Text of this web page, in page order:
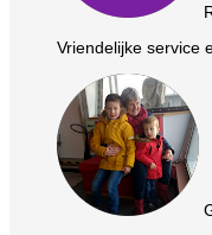
Vriendelijke service